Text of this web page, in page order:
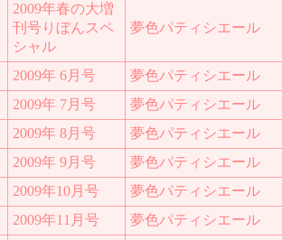
2009年春の大増
刊号りぼんスペ
シャル
夢色パティシエール
2009年 6月号
夢色パティシエール
2009年 7月号
夢色パティシエール
2009年 8月号
夢色パティシエール
2009年 9月号
夢色パティシエール
2009年10月号
夢色パティシエール
2009年11月号
夢色パティシエール